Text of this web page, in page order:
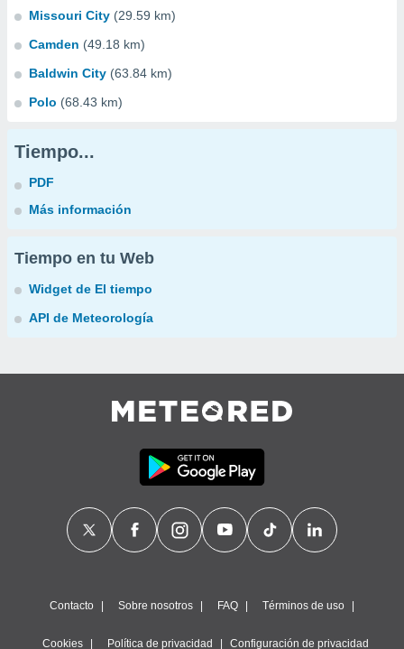
Missouri City (29.59 km)
Camden (49.18 km)
Baldwin City (63.84 km)
Polo (68.43 km)
Tiempo...
PDF
Más información
Tiempo en tu Web
Widget de El tiempo
API de Meteorología
Contacto Sobre nosotros FAQ Términos de uso
Cookies Política de privacidad Configuración de privacidad